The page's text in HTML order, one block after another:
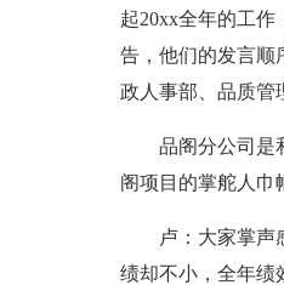
起20xx全年的工
告，他们的发言顺
政人事部、品质管
品阁分公司是
阁项目的掌舵人巾
卢：大家掌声
绩却不小，全年绩